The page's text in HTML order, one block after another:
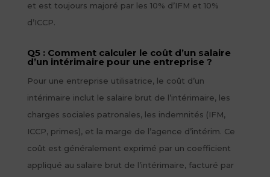
et est toujours majoré par les 10% d’IFM et 10%
d’ICCP.
Q5 : Comment calculer le coût d’un salaire
d’un intérimaire pour une entreprise ?
Pour une entreprise utilisatrice, le coût d’un
intérimaire inclut le salaire brut de l’intérimaire, les
charges sociales patronales, les indemnités (IFM,
ICCP, primes), et la marge de l’agence d’intérim. Ce
coût est généralement exprimé par un coefficient
appliqué au salaire brut de l’intérimaire, facturé par